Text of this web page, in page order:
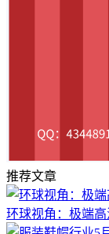
推荐文章
环球视角：极端